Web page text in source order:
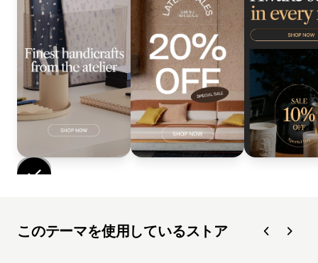
このテーマを使用しているストア